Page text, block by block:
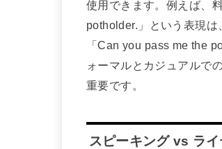
使用できます。例えば、
potholder.」という表現
「Can you pass me the
ォーマルとカジュアルで
重要です。
スピーキング vs ラ